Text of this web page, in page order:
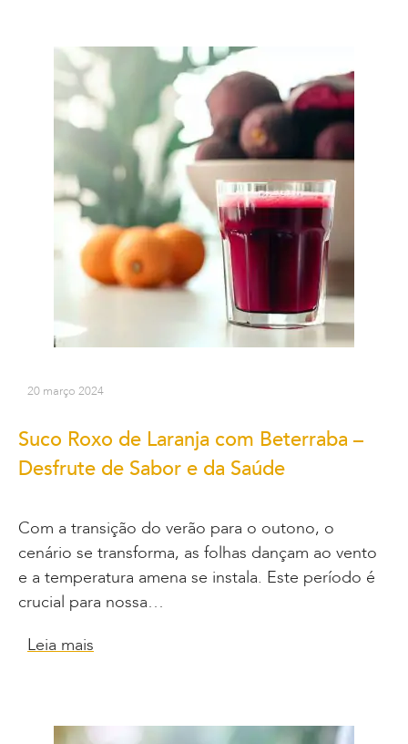
20 março 2024
Suco Roxo de Laranja com Beterraba –
Desfrute de Sabor e da Saúde
Com a transição do verão para o outono, o
cenário se transforma, as folhas dançam ao vento
e a temperatura amena se instala. Este período é
crucial para nossa…
Leia mais